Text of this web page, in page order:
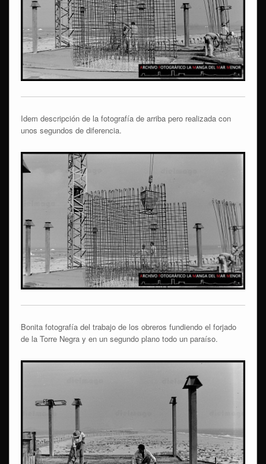
Idem descripción de la fotografía de arriba pero realizada con
unos segundos de diferencia.
Bonita fotografía del trabajo de los obreros fundiendo el forjado
de la Torre Negra y en un segundo plano todo un paraíso.